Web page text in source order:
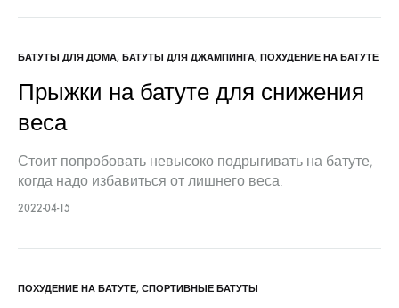
БАТУТЫ ДЛЯ ДОМА, БАТУТЫ ДЛЯ ДЖАМПИНГА, ПОХУДЕНИЕ НА БАТУТЕ
Прыжки на батуте для снижения
веса
Стоит попробовать невысоко подрыгивать на батуте,
когда надо избавиться от лишнего веса.
Подпрыгивания — прекрасный способ сделать свое
2022-04-15
ПОХУДЕНИЕ НА БАТУТЕ, СПОРТИВНЫЕ БАТУТЫ